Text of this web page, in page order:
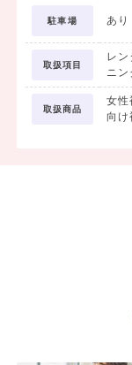
駐車場 あり
取扱項目
レ
ニ
取扱商品
女性
向け